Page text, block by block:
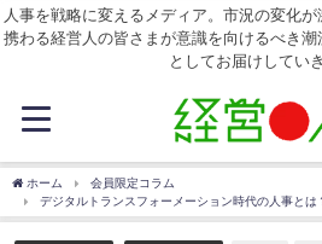
人事を戦略に変えるメディア。市況の変化
携わる経営人の皆さまが意識を向けるべき
としてお届けしてい
ホーム
会員限定コラム
デジタルトランスフォーメーション時代の人事と